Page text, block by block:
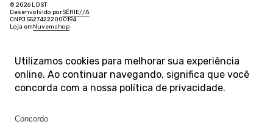
© 2026 LOST
Desenvolvido porSÉRIE//A
CNPJ 55274222000194
Loja emNuvemshop
Utilizamos cookies para melhorar sua experiência
online. Ao continuar navegando, significa que você
concorda com a nossa política de privacidade.
Concordo